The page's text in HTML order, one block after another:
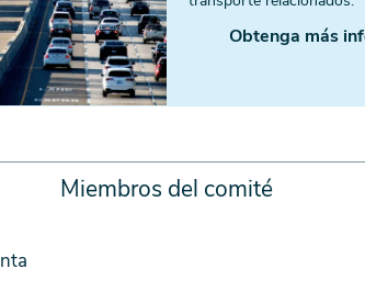
Obtenga más
Miembros del comité